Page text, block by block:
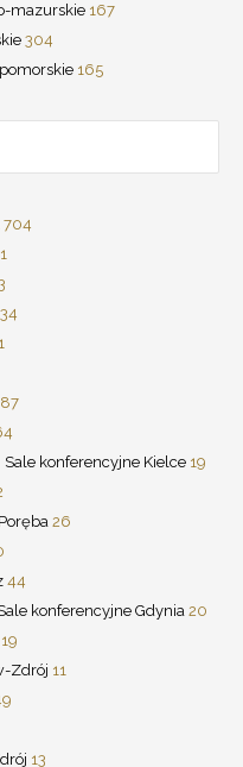
mazurskie 167
304
165
704
87
Sale konferencyjne Kielce 19
26
44
konferencyjne Gdynia 20
19
Zdrój 11
13